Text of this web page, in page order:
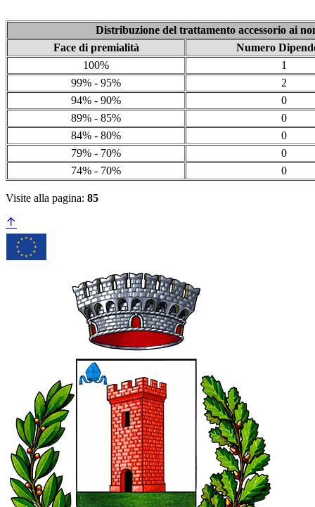
Distribuzione del trattamento accessorio ai
Face di premialità
Numero
100%
1
99% - 95%
2
94% - 90%
0
89% - 85%
0
84% - 80%
0
79% - 70%
0
74% - 70%
0
Visite alla pagina: 85